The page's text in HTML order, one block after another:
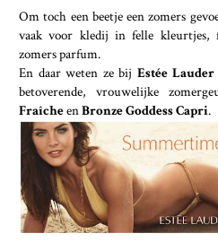
Om toch een beetje een zomers
vaak voor kledij in felle kleurtjes,
zomers parfum.
En daar weten ze bij Estée Lauder
betoverende, vrouwelijke
FraîcheenBronze Goddess Capri.